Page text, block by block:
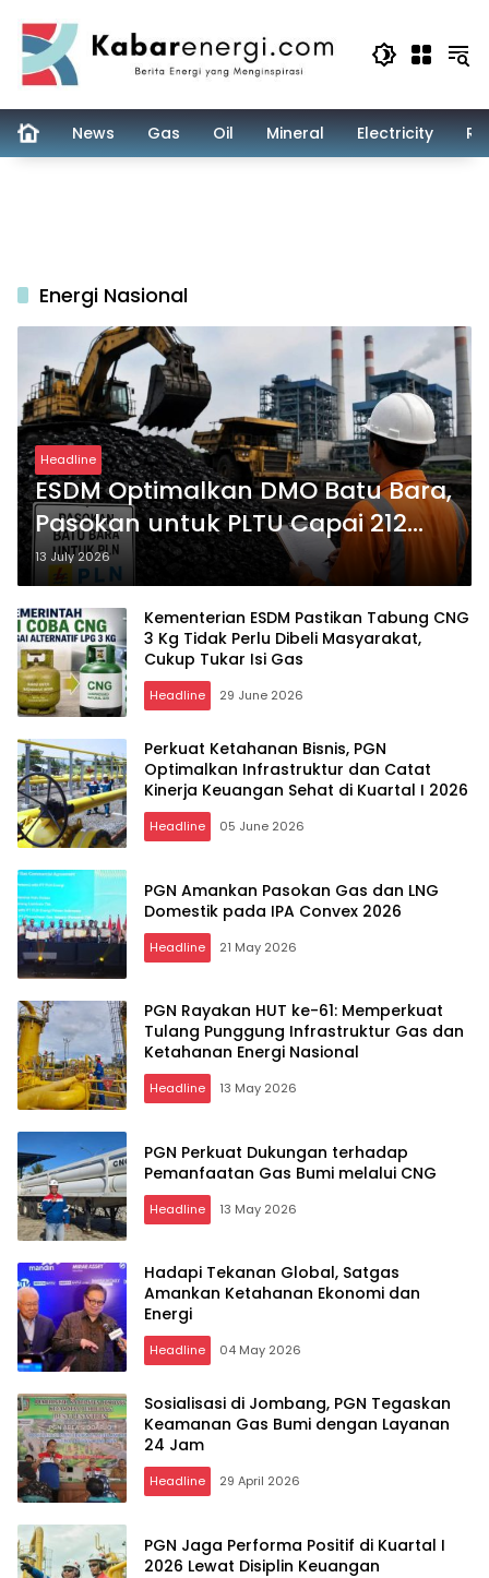
content
News Gas Oil Mineral Electricity
Energi Nasional
Headline
ESDM Optimalkan DMO Batu Bara,
Pasokan untuk PLTU Capai 212
Juta Ton pada 2026
13 July 2026
Kementerian ESDM Pastikan Tabung CNG
3 Kg Tidak Perlu Dibeli Masyarakat,
Cukup Tukar Isi Gas
Headline 29 June 2026
Perkuat Ketahanan Bisnis, PGN
Optimalkan Infrastruktur dan Catat
Kinerja Keuangan Sehat di Kuartal I 2026
Headline 05 June 2026
PGN Amankan Pasokan Gas dan LNG
Domestik pada IPA Convex 2026
Headline 21 May 2026
PGN Rayakan HUT ke-61: Memperkuat
Tulang Punggung Infrastruktur Gas dan
Ketahanan Energi Nasional
Headline 13 May 2026
PGN Perkuat Dukungan terhadap
Pemanfaatan Gas Bumi melalui CNG
Headline 13 May 2026
Hadapi Tekanan Global, Satgas
Amankan Ketahanan Ekonomi dan
Energi
Headline 04 May 2026
Sosialisasi di Jombang, PGN Tegaskan
Keamanan Gas Bumi dengan Layanan
24 Jam
Headline 29 April 2026
PGN Jaga Performa Positif di Kuartal I
2026 Lewat Disiplin Keuangan